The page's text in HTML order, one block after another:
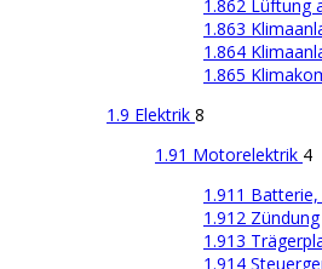
1.862 Lüftung
1.863
1.864
1.865
1.9 Elektrik 8
1.91 Motorelektrik 4
1.911
1.912 Zündung
1.913
1.914